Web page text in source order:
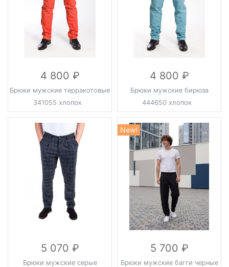
4 800
Брюки мужские терракотовые
341055 хлопок
4 800
Брюки мужские бирюза
444650 хлопок
5 070
Брюки мужские серые
New!
5 700
Брюки мужские багги черные